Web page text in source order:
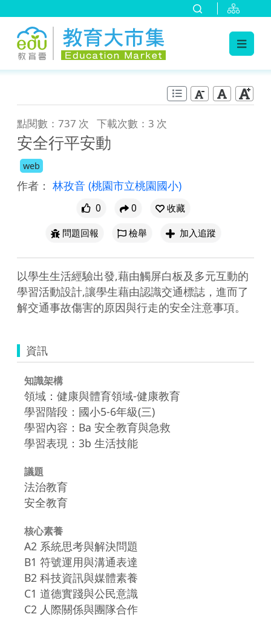
點閱數：737 次 下載次數：3 次
安全行平安動
web
作者： 林孜音 (桃園市立桃園國小)
0 0
收藏
問題回報
檢舉 加入追蹤
以學生生活經驗出發,藉由觸屏白板及多元互動的
學習活動設計,讓學生藉由認識交通標誌，進而了
解交通事故傷害的原因與行走的安全注意事項。
資訊
知識架構
領域：健康與體育領域-健康教育
學習階段：國小5-6年級(三)
學習內容：Ba 安全教育與急救
學習表現：3b 生活技能
議題
法治教育
安全教育
核心素養
A2 系統思考與解決問題
B1 符號運用與溝通表達
B2 科技資訊與媒體素養
C1 道德實踐與公民意識
C2 人際關係與團隊合作